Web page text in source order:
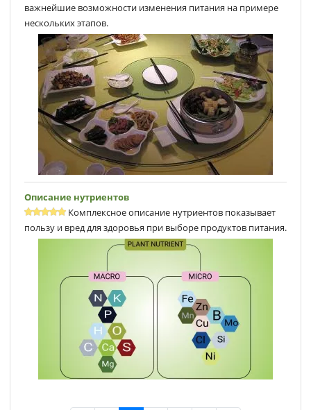
важнейшие возможности изменения питания на примере
нескольких этапов.
Описание нутриентов
Комплексное описание нутриентов показывает
пользу и вред для здоровья при выборе продуктов питания.